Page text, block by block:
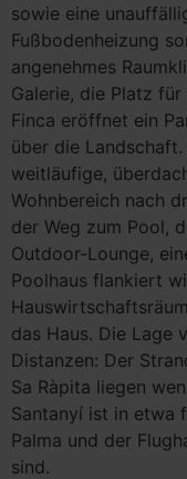
sowie eine
Fußbodenheizung
angenehmes
Galerie, die Platz
Finca eröffnet ein
über die
weitläufige,
Wohnbereich nach
der Weg zum Pool,
Outdoor-Lounge,
Poolhaus flankiert
das Haus. Die Lage
Distanzen: Der
Sa Ràpita liegen
Santanyí ist in etwa
Palma und der
sind.